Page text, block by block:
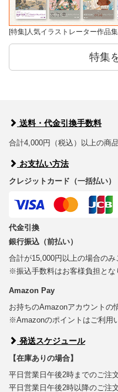
[特集]人気イラストレーター作品
特集
送料・代金引換手数料
合計4,000円（税込）以上の商
お支払い方法
クレジットカード（一括払い）
代金引換
銀行振込（前払い）
合計が15,000円以上の場合のみ
※振込手数料はお客様負担とな
Amazon Pay
お持ちのAmazonアカウントの
※Amazonのポイントはご利用
発送スケジュール
【在庫ありの場合】
平日営業日午後2時までのご注
平日営業日午後2時以降のご注